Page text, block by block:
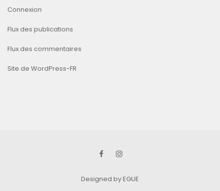
Connexion
Flux des publications
Flux des commentaires
Site de WordPress-FR
Designed by EGUE